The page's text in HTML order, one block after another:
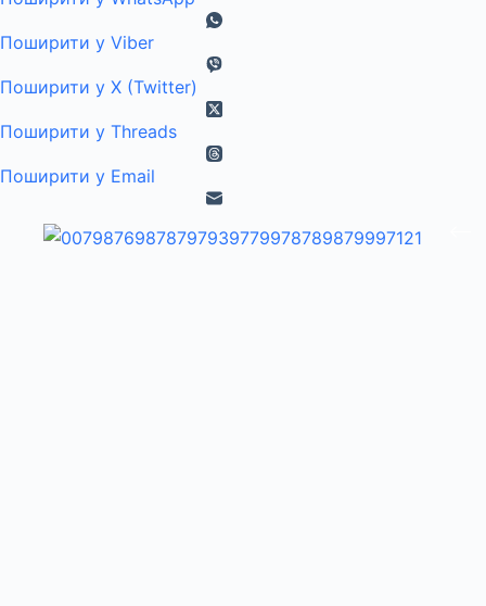
Поширити у Viber
Поширити у X (Twitter)
Поширити у Threads
Поширити у Email